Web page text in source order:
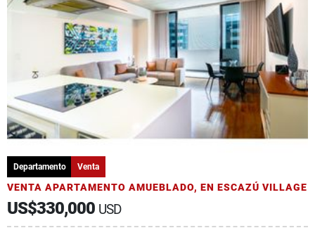
Departamento Venta
VENTA APARTAMENTO AMUEBLADO, EN ESCAZÚ VILLAGE
US$330,000 USD